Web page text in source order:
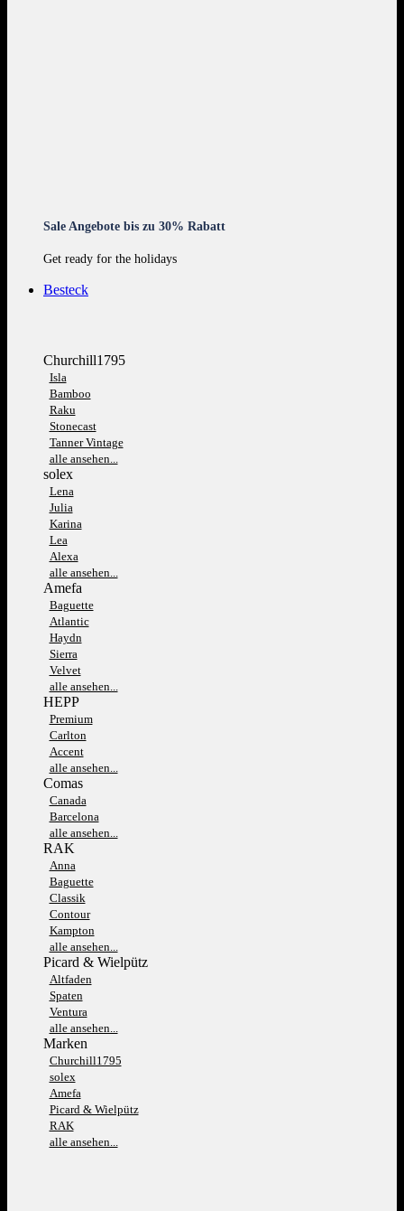
Sale Angebote bis zu 30% Rabatt
Get ready for the holidays
Besteck
Churchill1795
Isla
Bamboo
Raku
Stonecast
Tanner Vintage
alle ansehen...
solex
Lena
Julia
Karina
Lea
Alexa
alle ansehen...
Amefa
Baguette
Atlantic
Haydn
Sierra
Velvet
alle ansehen...
HEPP
Premium
Carlton
Accent
alle ansehen...
Comas
Canada
Barcelona
alle ansehen...
RAK
Anna
Baguette
Classik
Contour
Kampton
alle ansehen...
Picard & Wielpütz
Altfaden
Spaten
Ventura
alle ansehen...
Marken
Churchill1795
solex
Amefa
Picard & Wielpütz
RAK
alle ansehen...